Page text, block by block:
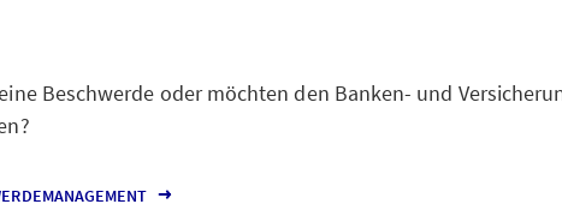
Beschwerde oder möchten den Banken- und